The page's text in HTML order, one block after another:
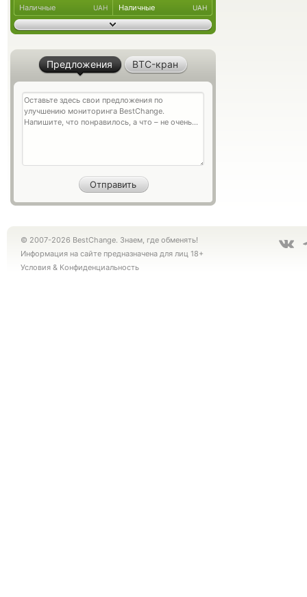
Наличные UAH Наличные UAH
Предложения BTC-кран
© 2007-2026 BestChange. Знаем, где обменять!
Информация на сайте предназначена для лиц 18+
Условия & Конфиденциальность